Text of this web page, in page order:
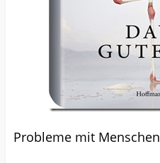
Probleme mit Menschen